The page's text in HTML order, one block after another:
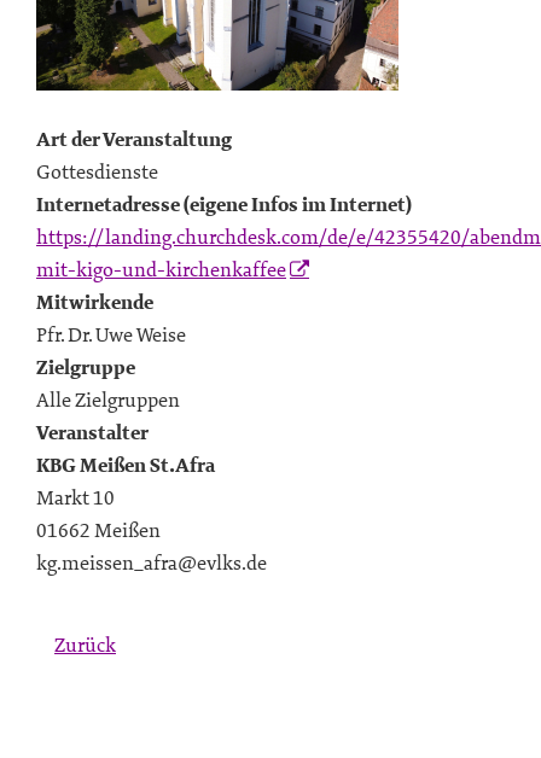
Art der Veranstaltung
Gottesdienste
Internetadresse (eigene Infos im Internet)
https://landing.churchdesk.com/de/e/42355420/
mit-kigo-und-kirchenkaffee
Mitwirkende
Pfr. Dr. Uwe Weise
Zielgruppe
Alle Zielgruppen
Veranstalter
KBG Meißen St.Afra
Markt 10
01662 Meißen
kg.meissen_afra@evlks.de
Zurück